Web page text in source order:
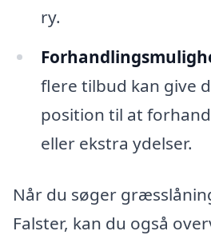
ry.
flere tilbud kan give
position til at
eller ekstra ydelser.
Når du søger
Falster, kan du også